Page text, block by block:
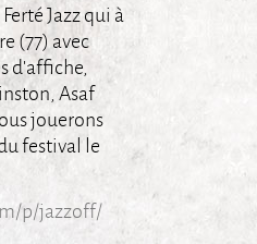
Jazz qui à
(77) avec
d’affiche,
Asaf
jouerons
festival le
p/jazzoff/